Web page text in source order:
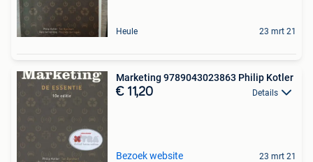
Heule 23 mrt 21
Marketing 9789043023863 Philip Kotler
€ 11,20 Details
Bezoek website 23 mrt 21